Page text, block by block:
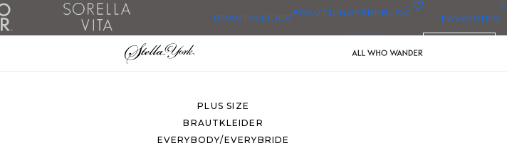
BRAUTKLEIDER
ALLE BRAUTKLEIDER
ZU DEN BRAUTKLEIDERN
PLUS SIZE
BRAUTKLEIDER
EVERYBODY/EVERYBRIDE
BRAUTJUNGFERN
KLEIDER
BLOG FAVORITEN
0